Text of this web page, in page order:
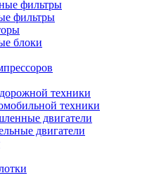
фильтры
фильтры
блоки
техники
техники
двигатели
двигатели